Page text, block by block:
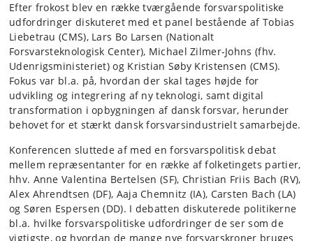
Efter frokost blev en række tværgående forsvarspolitiske
udfordringer diskuteret med et panel bestående af Tobias
Liebetrau (CMS), Lars Bo Larsen (Nationalt
Forsvarsteknologisk Center), Michael Zilmer-Johns (fhv.
Udenrigsministeriet) og Kristian Søby Kristensen (CMS).
Fokus var bl.a. på, hvordan der skal tages højde for
udvikling og integrering af ny teknologi, samt digital
transformation i opbygningen af dansk forsvar, herunder
behovet for et stærkt dansk forsvarsindustrielt samarbejde.
Konferencen sluttede af med en forsvarspolitisk debat
mellem repræsentanter for en række af folketingets partier,
hhv. Anne Valentina Bertelsen (SF), Christian Friis Bach (RV),
Alex Ahrendtsen (DF), Aaja Chemnitz (IA), Carsten Bach (LA)
og Søren Espersen (DD). I debatten diskuterede politikerne
bl.a. hvilke forsvarspolitiske udfordringer de ser som de
vigtigste, og hvordan de mange nye forsvarskroner bruges